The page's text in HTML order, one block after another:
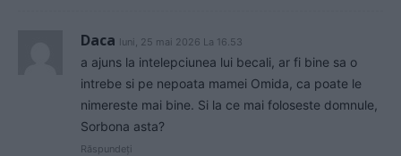
Daca luni, 25 mai 2026 La 16.53
a ajuns la intelepciunea lui becali, ar fi bine sa o
intrebe si pe nepoata mamei Omida, ca poate le
nimereste mai bine. Si la ce mai foloseste domnule,
Sorbona asta?
Răspundeți